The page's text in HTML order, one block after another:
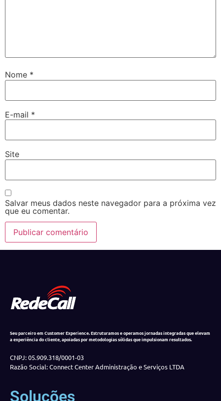
Nome *
E-mail *
Site
Salvar meus dados neste navegador para a próxima vez
que eu comentar.
Seu parceiro em Customer Experience. Estruturamos e operamos jornadas integradas que elevam
a experiência do cliente, apoiadas por metodologias sólidas que impulsionam resultados.
CNPJ: 05.909.318/0001-03
Razão Social: Connect Center Administração e Serviços LTDA
Soluções